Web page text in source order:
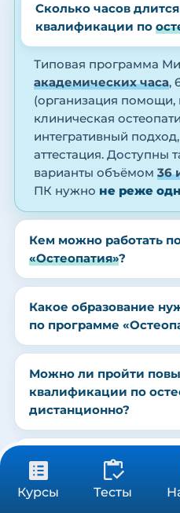
Курсы Тесты
Сколько часов
квалификации по
Типовая программа
академических часа,
(организация помощи,
клиническая
интегративный
аттестация. Доступны
варианты объёмом 36
ПК нужно не реже
Кем можно работать
«Остеопатия»?
Какое образование
по программе
Можно ли пройти
квалификации по
дистанционно?
Какой документ
от 3 900 ₽
36/72/144 ч